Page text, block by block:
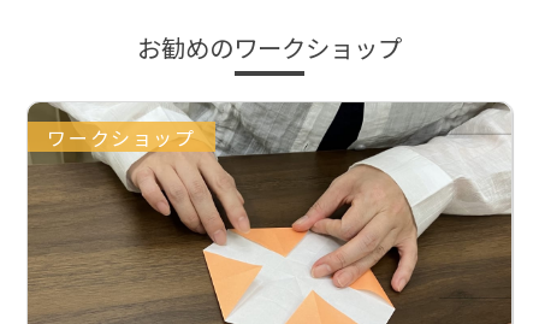
お勧めのワークショップ
ワークショップ